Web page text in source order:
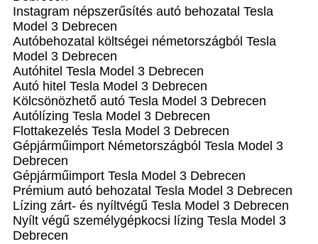
Instagram népszerűsítés autó behozatal Tesla
Model 3 Debrecen
Autóbehozatal költségei németországból Tesla
Model 3 Debrecen
Autóhitel Tesla Model 3 Debrecen
Autó hitel Tesla Model 3 Debrecen
Kölcsönözhető autó Tesla Model 3 Debrecen
Autólízing Tesla Model 3 Debrecen
Flottakezelés Tesla Model 3 Debrecen
Gépjárműimport Németországból Tesla Model 3
Debrecen
Gépjárműimport Tesla Model 3 Debrecen
Prémium autó behozatal Tesla Model 3 Debrecen
Lízing zárt- és nyíltvégű Tesla Model 3 Debrecen
Nyílt végű személygépkocsi lízing Tesla Model 3
Debrecen